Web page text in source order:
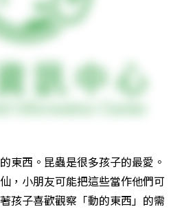
東西。昆蟲是很多孩子的最愛。
，小朋友可能把這些當作他們可
孩子喜歡觀察「動的東西」的需